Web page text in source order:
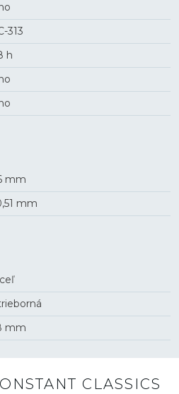
313
h
mm
mm
mm
CLASSICS